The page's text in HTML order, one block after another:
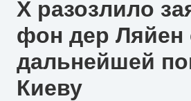
Х разозлило
фон дер Ляйен
дальнейшей
Киеву